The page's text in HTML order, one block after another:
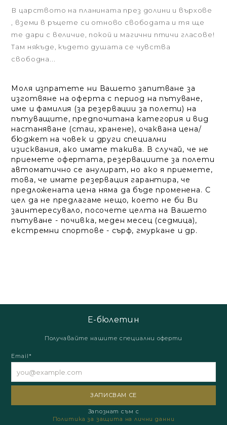
В царството на планината през долини и върхове
, вземи в ръцете си отново свободата и тя ще
те дари с величие, покой и магични птичи гласове!
Там някъде, където душата се чувства
свободна...
Моля изпратете ни Вашето запитване за
изготвяне на оферта с период на пътуване,
име и фамилия (за резервации за полети) на
пътуващите, предпочитана категория и вид
настаняване (стаи, хранене), очаквана цена/
бюджет на човек и други специални
изисквания, ако имате такива. В случай, че не
приемете офертата, резервациите за полети
автоматично се анулират, но ако я приемете,
това, че имате резервация гарантира, че
предложената цена няма да бъде променена. С
цел да не предлагаме нещо, което не би Ви
заинтересувало, посочете целта на Вашето
пътуване - почивка, меден месец (седмица),
екстремни спортове - сърф, гмуркане и др.
Е-бюлетин
Получавайте нашите специални оферти
Email*
Запознат съм с
Политика за защита на лични данни